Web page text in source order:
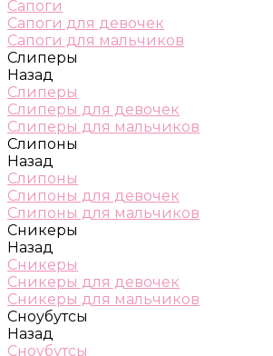
Сапоги
Сапоги для девочек
Сапоги для мальчиков
Слиперы
Назад
Слиперы
Слиперы для девочек
Слиперы для мальчиков
Слипоны
Назад
Слипоны
Слипоны для девочек
Слипоны для мальчиков
Сникеры
Назад
Сникеры
Сникеры для девочек
Сникеры для мальчиков
Сноубутсы
Назад
Сноубутсы